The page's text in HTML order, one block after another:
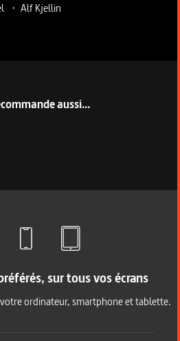
• Alf Kjellin
aussi...
sur tous vos écrans
ordinateur, smartphone et tablette.